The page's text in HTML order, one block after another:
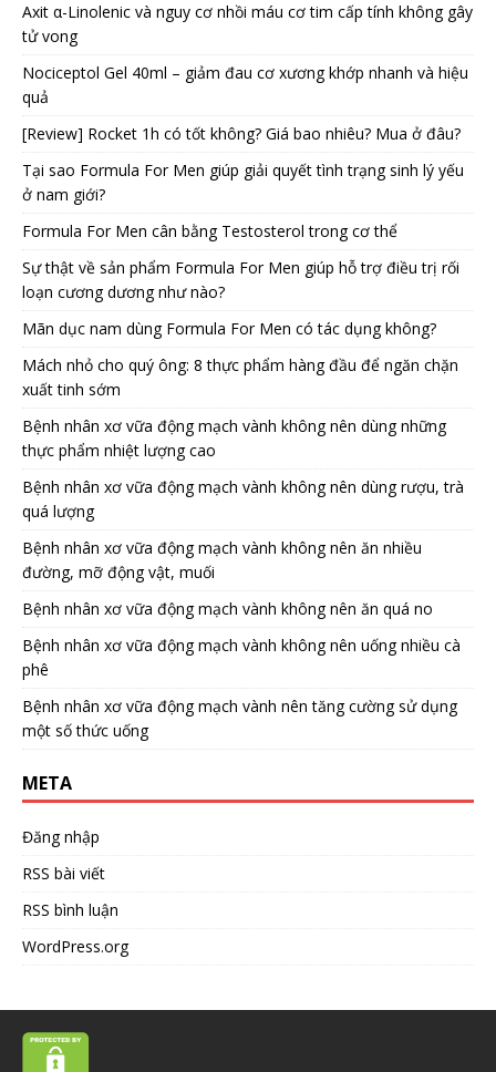
Axit α-Linolenic và nguy cơ nhồi máu cơ tim cấp tính không gây
tử vong
Nociceptol Gel 40ml – giảm đau cơ xương khớp nhanh và hiệu
quả
[Review] Rocket 1h có tốt không? Giá bao nhiêu? Mua ở đâu?
Tại sao Formula For Men giúp giải quyết tình trạng sinh lý yếu
ở nam giới?
Formula For Men cân bằng Testosterol trong cơ thể
Sự thật về sản phẩm Formula For Men giúp hỗ trợ điều trị rối
loạn cương dương như nào?
Mãn dục nam dùng Formula For Men có tác dụng không?
Mách nhỏ cho quý ông: 8 thực phẩm hàng đầu để ngăn chặn
xuất tinh sớm
Bệnh nhân xơ vữa động mạch vành không nên dùng những
thực phẩm nhiệt lượng cao
Bệnh nhân xơ vữa động mạch vành không nên dùng rượu, trà
quá lượng
Bệnh nhân xơ vữa động mạch vành không nên ăn nhiều
đường, mỡ động vật, muối
Bệnh nhân xơ vữa động mạch vành không nên ăn quá no
Bệnh nhân xơ vữa động mạch vành không nên uống nhiều cà
phê
Bệnh nhân xơ vữa động mạch vành nên tăng cường sử dụng
một số thức uống
META
Đăng nhập
RSS bài viết
RSS bình luận
WordPress.org